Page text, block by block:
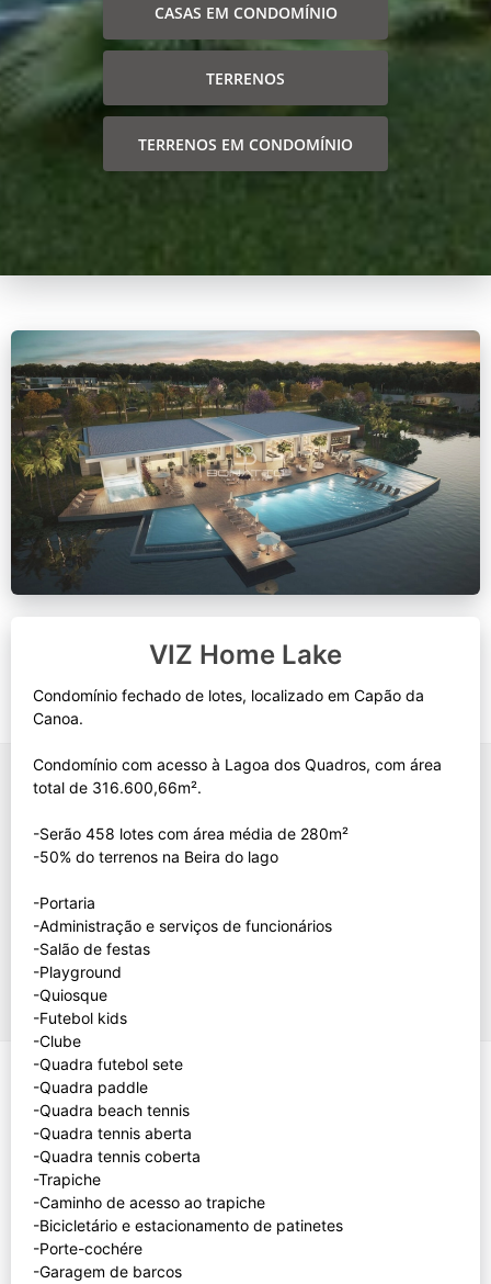
CASAS EM CONDOMÍNIO
TERRENOS
TERRENOS EM CONDOMÍNIO
VIZ Home Lake
Condomínio fechado de lotes, localizado em Capão da
Canoa.
Condomínio com acesso à Lagoa dos Quadros, com área
total de 316.600,66m².
-Serão 458 lotes com área média de 280m²
-50% do terrenos na Beira do lago
-Portaria
-Administração e serviços de funcionários
-Salão de festas
-Playground
-Quiosque
-Futebol kids
-Clube
-Quadra futebol sete
-Quadra paddle
-Quadra beach tennis
-Quadra tennis aberta
-Quadra tennis coberta
-Trapiche
-Caminho de acesso ao trapiche
-Bicicletário e estacionamento de patinetes
-Porte-cochére
-Garagem de barcos